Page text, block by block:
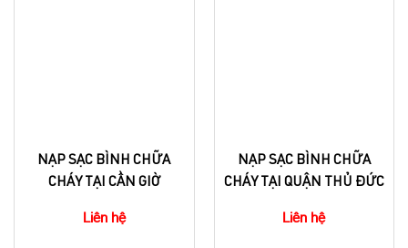
NẠP SẠC BÌNH CHỮA
CHÁY TẠI CẦN GIỜ
Liên hệ
NẠP SẠC BÌNH CHỮA
CHÁY TẠI QUẬN THỦ ĐỨC
Liên hệ